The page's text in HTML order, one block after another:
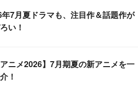
7月夏ドラマも、注目作＆話題作が
い！
アニメ2026】7月期夏の新アニメを一
！